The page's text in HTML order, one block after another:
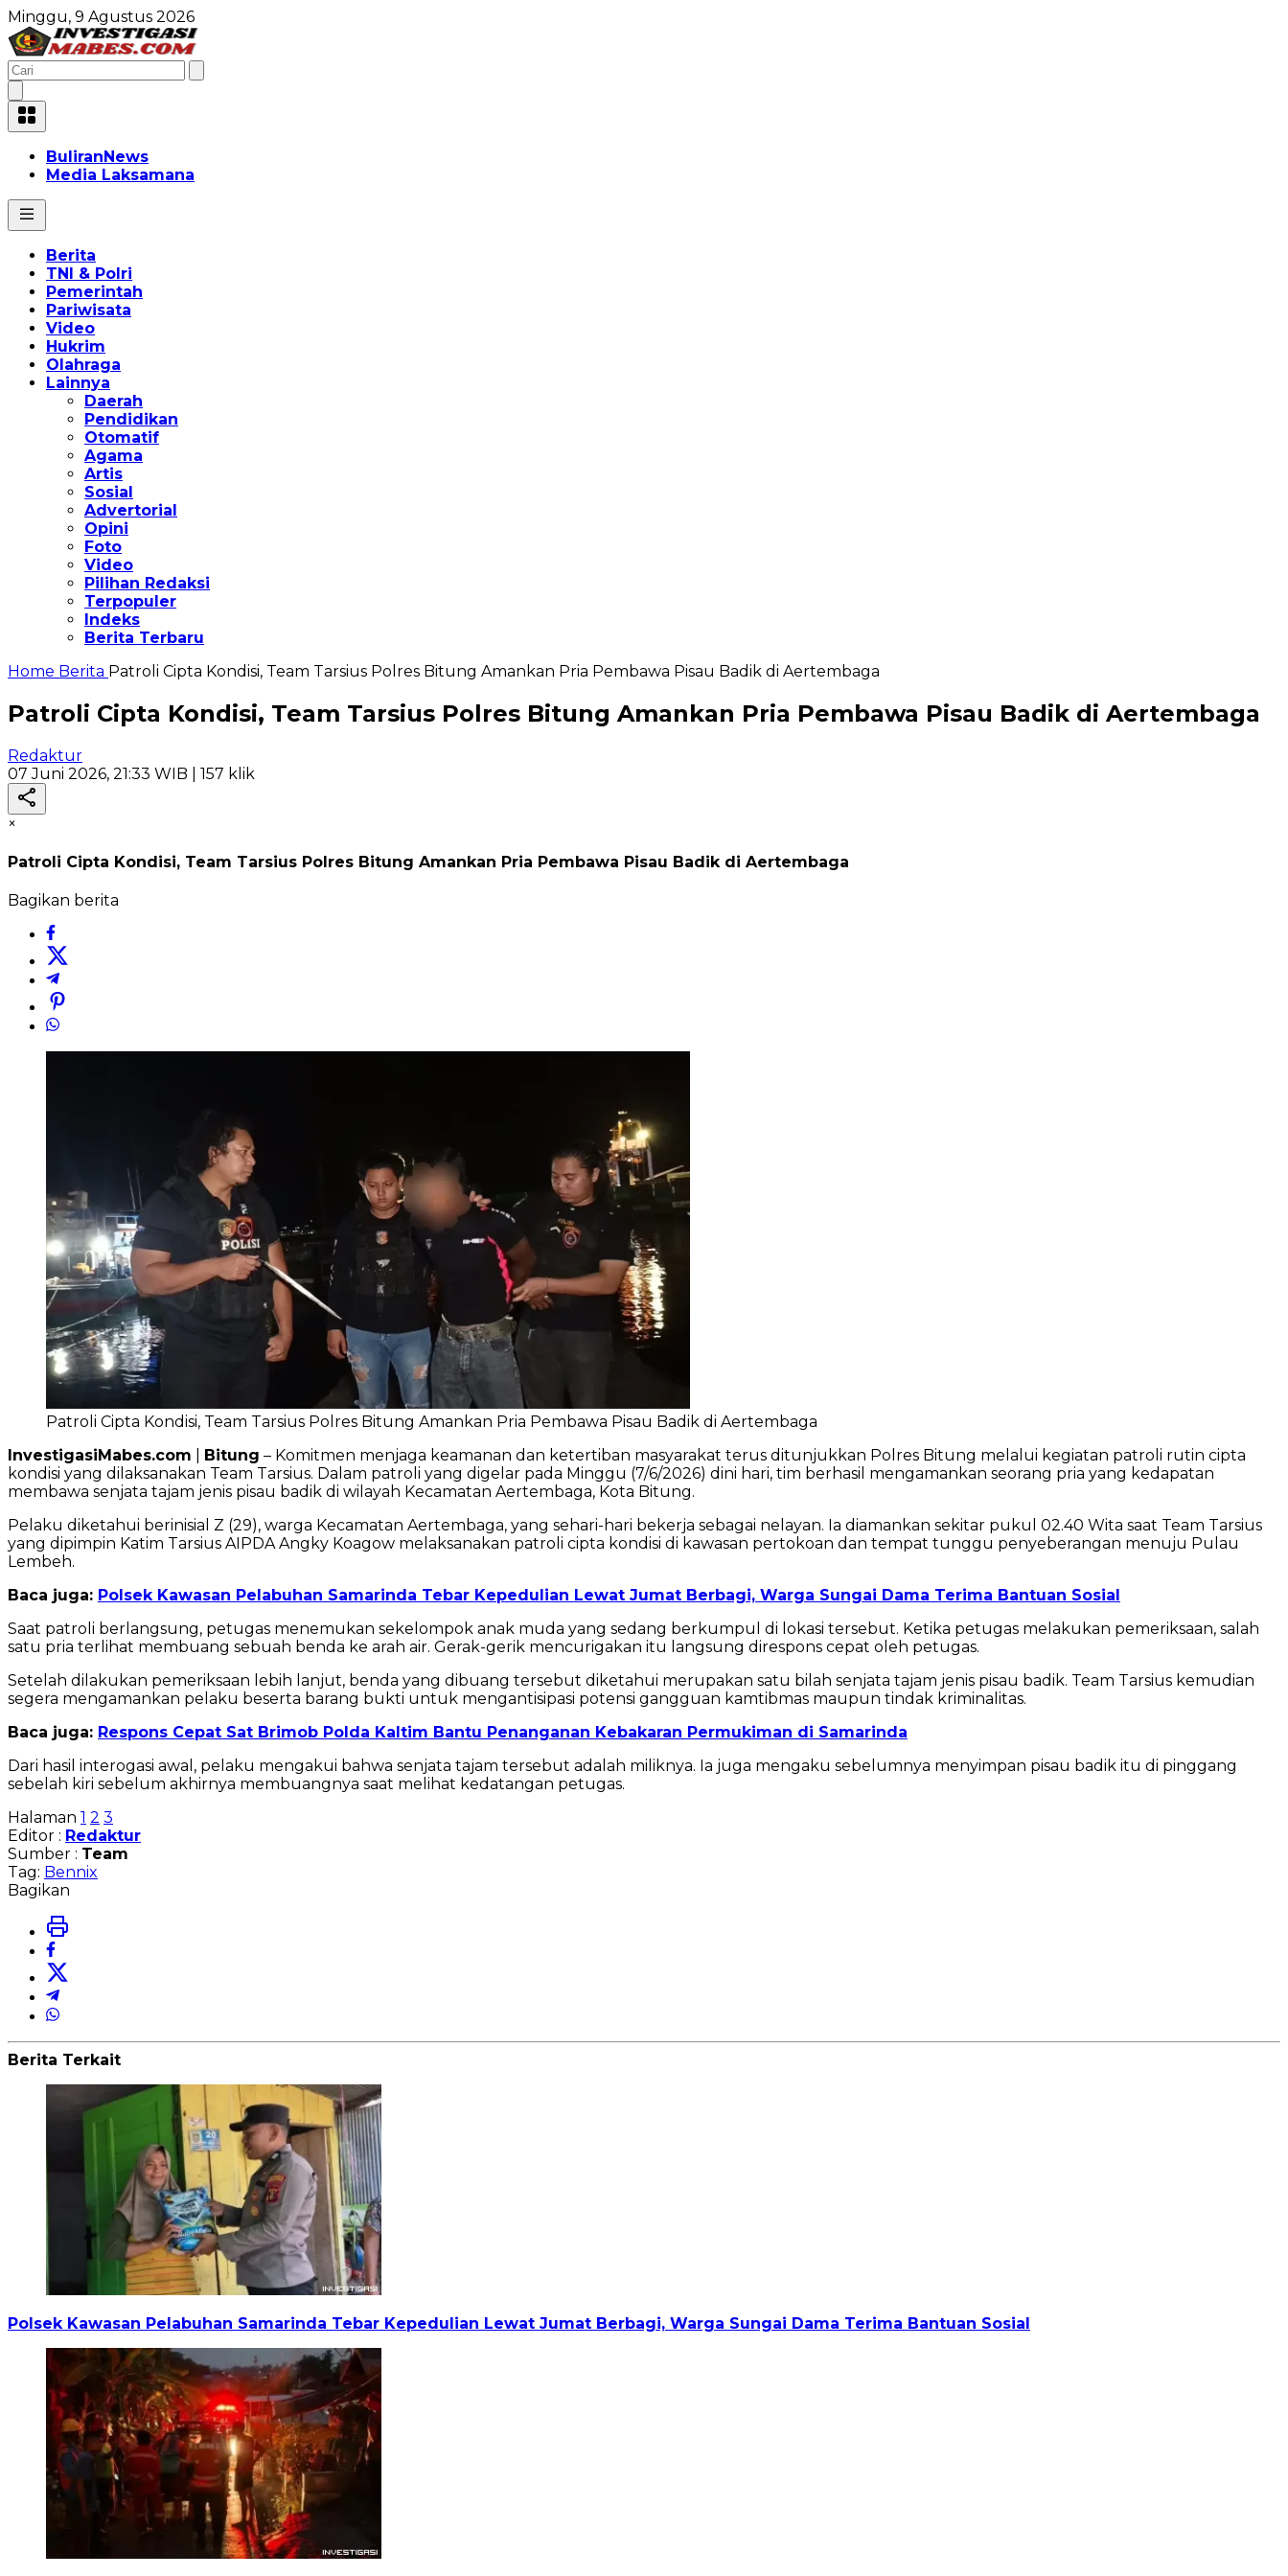
Minggu, 9 Agustus 2026
BuliranNews
Media Laksamana
Berita
TNI & Polri
Pemerintah
Pariwisata
Video
Hukrim
Olahraga
Lainnya
Daerah
Pendidikan
Otomatif
Agama
Artis
Sosial
Advertorial
Opini
Foto
Video
Pilihan Redaksi
Terpopuler
Indeks
Berita Terbaru
Home Berita Patroli Cipta Kondisi, Team Tarsius Polres Bitung Amankan Pria Pembawa Pisau Badik di Aertembaga
Patroli Cipta Kondisi, Team Tarsius Polres Bitung Amankan Pria Pembawa Pisau Badik di Aertembaga
Redaktur
07 Juni 2026, 21:33 WIB | 157 klik
×
Patroli Cipta Kondisi, Team Tarsius Polres Bitung Amankan Pria Pembawa Pisau Badik di Aertembaga
Bagikan berita
Patroli Cipta Kondisi, Team Tarsius Polres Bitung Amankan Pria Pembawa Pisau Badik di Aertembaga
InvestigasiMabes.com
Bitung – Komitmen menjaga keamanan dan ketertiban masyarakat terus ditunjukkan Polres Bitung melalui kegiatan patroli rutin cipta
kondisi yang dilaksanakan Team Tarsius. Dalam patroli yang digelar pada Minggu (7/6/2026) dini hari, tim berhasil mengamankan seorang pria yang kedapatan
membawa senjata tajam jenis pisau badik di wilayah Kecamatan Aertembaga, Kota Bitung.
Pelaku diketahui berinisial Z (29), warga Kecamatan Aertembaga, yang sehari-hari bekerja sebagai nelayan. Ia diamankan sekitar pukul 02.40 Wita saat Team Tarsius
yang dipimpin Katim Tarsius AIPDA Angky Koagow melaksanakan patroli cipta kondisi di kawasan pertokoan dan tempat tunggu penyeberangan menuju Pulau
Lembeh.
Baca juga: Polsek Kawasan Pelabuhan Samarinda Tebar Kepedulian Lewat Jumat Berbagi, Warga Sungai Dama Terima Bantuan Sosial
Saat patroli berlangsung, petugas menemukan sekelompok anak muda yang sedang berkumpul di lokasi tersebut. Ketika petugas melakukan pemeriksaan, salah
satu pria terlihat membuang sebuah benda ke arah air. Gerak-gerik mencurigakan itu langsung direspons cepat oleh petugas.
Setelah dilakukan pemeriksaan lebih lanjut, benda yang dibuang tersebut diketahui merupakan satu bilah senjata tajam jenis pisau badik. Team Tarsius kemudian
segera mengamankan pelaku beserta barang bukti untuk mengantisipasi potensi gangguan kamtibmas maupun tindak kriminalitas.
Baca juga: Respons Cepat Sat Brimob Polda Kaltim Bantu Penanganan Kebakaran Permukiman di Samarinda
Dari hasil interogasi awal, pelaku mengakui bahwa senjata tajam tersebut adalah miliknya. Ia juga mengaku sebelumnya menyimpan pisau badik itu di pinggang
sebelah kiri sebelum akhirnya membuangnya saat melihat kedatangan petugas.
Halaman 1 2 3
Editor : Redaktur
Sumber : Team
Tag: Bennix
Bagikan
Berita Terkait
Polsek Kawasan Pelabuhan Samarinda Tebar Kepedulian Lewat Jumat Berbagi, Warga Sungai Dama Terima Bantuan Sosial